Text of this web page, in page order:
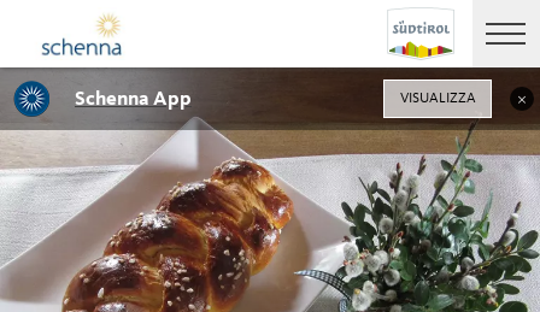
Schenna App VISUALIZZA